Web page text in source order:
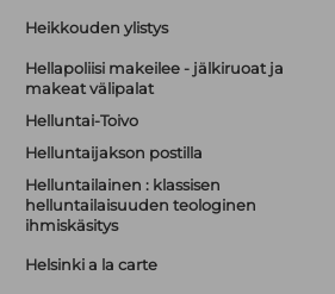
Heikkouden ylistys
Hellapoliisi makeilee - jälkiruoat ja
makeat välipalat
Helluntai-Toivo
Helluntaijakson postilla
Helluntailainen : klassisen
helluntailaisuuden teologinen
ihmiskäsitys
Helsinki a la carte